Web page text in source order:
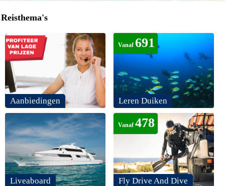
Reisthema's
Aanbiedingen
Vanaf 691
Leren Duiken
Liveaboard
Vanaf478
Fly Drive And Dive